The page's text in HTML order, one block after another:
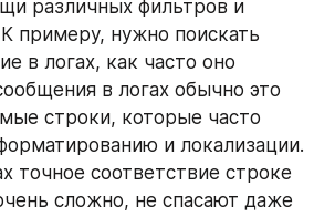
различных фильтров и
примеру, нужно поискать
в логах, как часто оно
в логах обычно это
строки, которые часто
и локализации.
точное соответствие строке
сложно, не спасают даже